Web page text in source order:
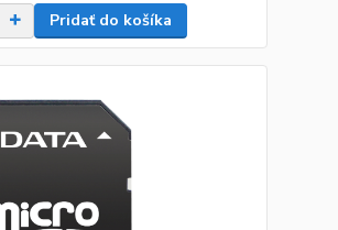
Pridať do košíka